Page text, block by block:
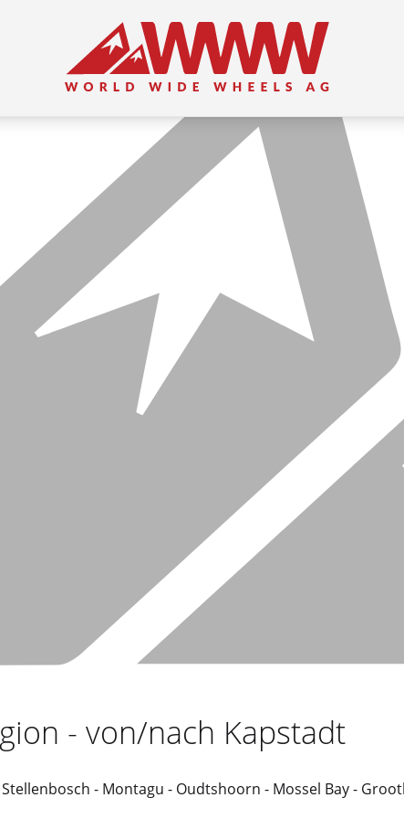
- von/nach Kapstadt
- Montagu - Oudtshoorn - Mossel Bay -